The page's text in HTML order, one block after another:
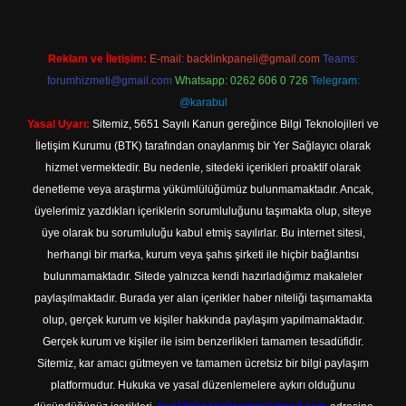
Reklam ve İletişim: E-mail: backlinkpaneli@gmail.com Teams:
forumhizmeti@gmail.com Whatsapp: 0262 606 0 726 Telegram:
@karabul
Yasal Uyarı: Sitemiz, 5651 Sayılı Kanun gereğince Bilgi Teknolojileri ve
İletişim Kurumu (BTK) tarafından onaylanmış bir Yer Sağlayıcı olarak
hizmet vermektedir. Bu nedenle, sitedeki içerikleri proaktif olarak
denetleme veya araştırma yükümlülüğümüz bulunmamaktadır. Ancak,
üyelerimiz yazdıkları içeriklerin sorumluluğunu taşımakta olup, siteye
üye olarak bu sorumluluğu kabul etmiş sayılırlar. Bu internet sitesi,
herhangi bir marka, kurum veya şahıs şirketi ile hiçbir bağlantısı
bulunmamaktadır. Sitede yalnızca kendi hazırladığımız makaleler
paylaşılmaktadır. Burada yer alan içerikler haber niteliği taşımamakta
olup, gerçek kurum ve kişiler hakkında paylaşım yapılmamaktadır.
Gerçek kurum ve kişiler ile isim benzerlikleri tamamen tesadüfidir.
Sitemiz, kar amacı gütmeyen ve tamamen ücretsiz bir bilgi paylaşım
platformudur. Hukuka ve yasal düzenlemelere aykırı olduğunu